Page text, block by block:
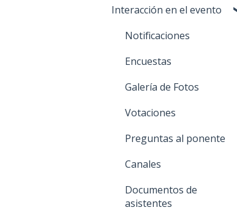
Onboarding
Configuración
Información general
Módulos
Lista de asistentes
Propiedades
Emails
Home
Agenda
Streaming
Ponentes
Contacto
Documentos
Galería de Videos
Patrocinadores
Interacción en el evento
Notificaciones
Encuestas
Galería de Fotos
Votaciones
Preguntas al ponente
Canales
Documentos de
asistentes